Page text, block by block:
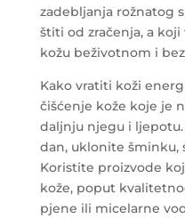
zadebljanja rožnatog
štiti od zračenja, a
kožu beživotnom i bez
Kako vratiti koži
čišćenje kože koje je
daljnju njegu i
dan, uklonite šminku,
Koristite proizvode
kože, poput
pjene ili micelarne